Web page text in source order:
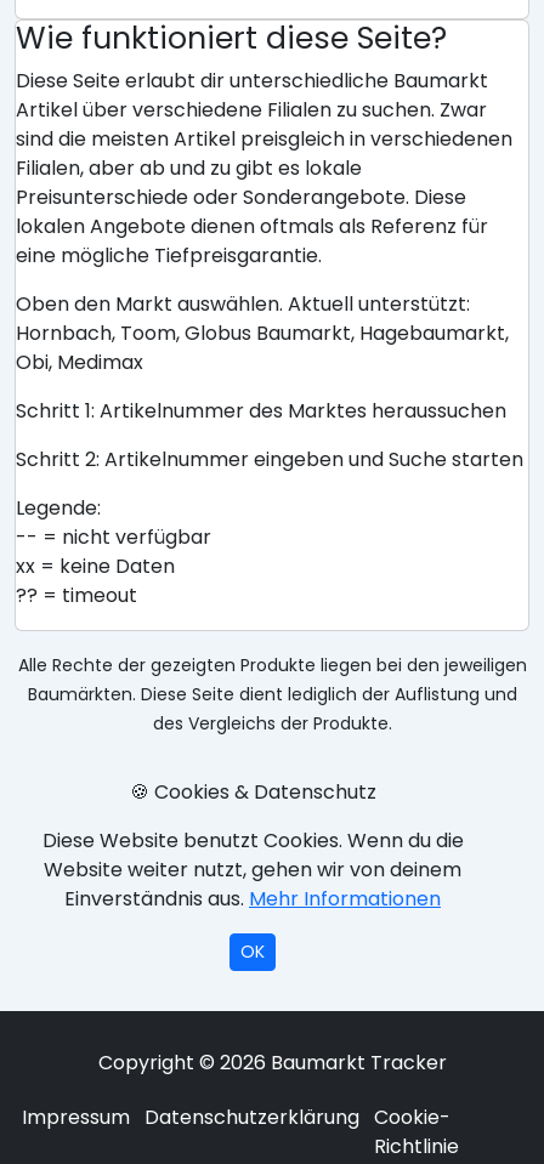
Wie funktioniert diese Seite?
Diese Seite erlaubt dir unterschiedliche Baumarkt
Artikel über verschiedene Filialen zu suchen. Zwar
sind die meisten Artikel preisgleich in verschiedenen
Filialen, aber ab und zu gibt es lokale
Preisunterschiede oder Sonderangebote. Diese
lokalen Angebote dienen oftmals als Referenz für
eine mögliche Tiefpreisgarantie.
Oben den Markt auswählen. Aktuell unterstützt:
Hornbach, Toom, Globus Baumarkt, Hagebaumarkt,
Obi, Medimax
Schritt 1: Artikelnummer des Marktes heraussuchen
Schritt 2: Artikelnummer eingeben und Suche starten
Legende:
-- = nicht verfügbar
xx = keine Daten
?? = timeout
Alle Rechte der gezeigten Produkte liegen bei den jeweiligen
Baumärkten. Diese Seite dient lediglich der Auflistung und
des Vergleichs der Produkte.
🍪 Cookies & Datenschutz
Diese Website benutzt Cookies. Wenn du die
Website weiter nutzt, gehen wir von deinem
Einverständnis aus. Mehr Informationen
OK
Copyright © 2026 Baumarkt Tracker
Impressum Datenschutzerklärung Cookie-
Richtlinie